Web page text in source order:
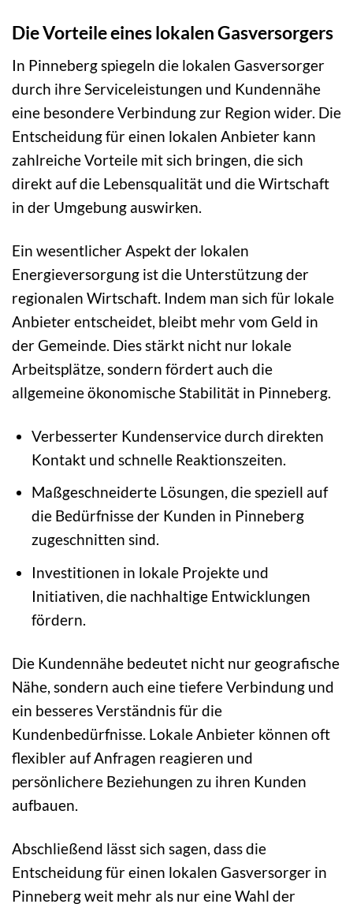
Die Vorteile eines lokalen Gasversorgers
In Pinneberg spiegeln die lokalen Gasversorger
durch ihre Serviceleistungen und Kundennähe
eine besondere Verbindung zur Region wider. Die
Entscheidung für einen lokalen Anbieter kann
zahlreiche Vorteile mit sich bringen, die sich
direkt auf die Lebensqualität und die Wirtschaft
in der Umgebung auswirken.
Ein wesentlicher Aspekt der lokalen
Energieversorgung ist die Unterstützung der
regionalen Wirtschaft. Indem man sich für lokale
Anbieter entscheidet, bleibt mehr vom Geld in
der Gemeinde. Dies stärkt nicht nur lokale
Arbeitsplätze, sondern fördert auch die
allgemeine ökonomische Stabilität in Pinneberg.
Verbesserter Kundenservice durch direkten
Kontakt und schnelle Reaktionszeiten.
Maßgeschneiderte Lösungen, die speziell auf
die Bedürfnisse der Kunden in Pinneberg
zugeschnitten sind.
Investitionen in lokale Projekte und
Initiativen, die nachhaltige Entwicklungen
fördern.
Die Kundennähe bedeutet nicht nur geografische
Nähe, sondern auch eine tiefere Verbindung und
ein besseres Verständnis für die
Kundenbedürfnisse. Lokale Anbieter können oft
flexibler auf Anfragen reagieren und
persönlichere Beziehungen zu ihren Kunden
aufbauen.
Abschließend lässt sich sagen, dass die
Entscheidung für einen lokalen Gasversorger in
Pinneberg weit mehr als nur eine Wahl der